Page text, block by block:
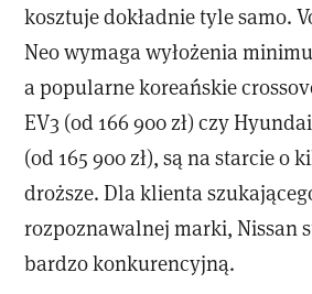
kosztuje dokładnie tyle samo.
Neo wymaga wyłożenia
a popularne koreańskie
EV3 (od 166 900 zł) czy
(od 165 900 zł), są na starcie o
droższe. Dla klienta
rozpoznawalnej marki, Nissan
bardzo konkurencyjną.